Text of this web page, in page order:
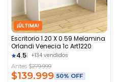
¡ÚLTIMA!
Escritorio 1.20 X 0.59 Melamina
Orlandi Venecia 1c Art1220
4.5 +134 vendidos
Antes $279.999
$139.999 50% OFF